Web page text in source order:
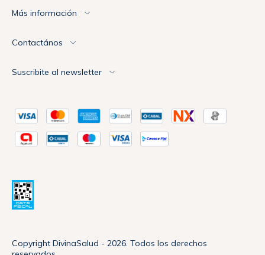
Más información
Contactános
Suscribite al newsletter
Copyright DivinaSalud - 2026. Todos los derechos